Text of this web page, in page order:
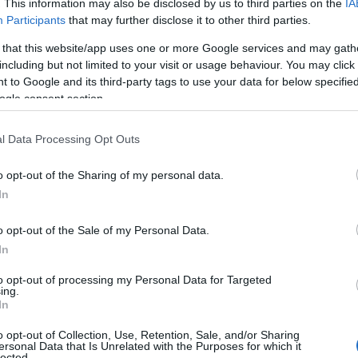
This information may also be disclosed by us to third parties on the
Participants that may further disclose it to other third parties.
that this website/app uses one or more Google services and may
but not limited to your visit or usage behaviour. You may
to Google and its third-party tags to use your data for below
consent section.
Data Processing Opt Outs
opt-out of the Sharing of my personal data.
opt-out of the Sale of my Personal Data.
opt-out of processing my Personal Data for Targeted
opt-out of Collection, Use, Retention, Sale, and/or Sharing
Data that Is Unrelated with the Purposes for which it
με τον πρωθυπουργόκ.Κυριάκο
της Εύβοιας και τα θέματα πολιτικής